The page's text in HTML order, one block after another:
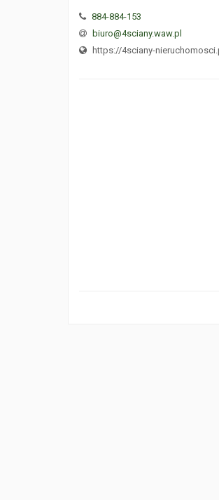
884-884-153
biuro@4sciany.waw.pl
https://4sciany-